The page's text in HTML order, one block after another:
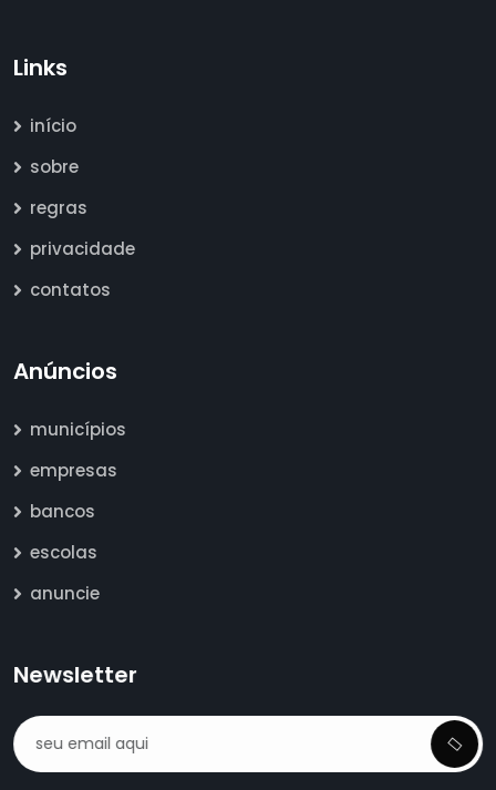
Links
início
sobre
regras
privacidade
contatos
Anúncios
municípios
empresas
bancos
escolas
anuncie
Newsletter